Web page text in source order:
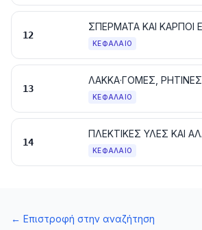
12
ΚΕΦΆΛΑΙΟ
13
ΚΕΦΆΛΑΙΟ
14
ΚΕΦΆΛΑΙΟ
← Επιστροφή στην αναζήτηση